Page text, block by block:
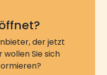
der jetzt
Sie sich